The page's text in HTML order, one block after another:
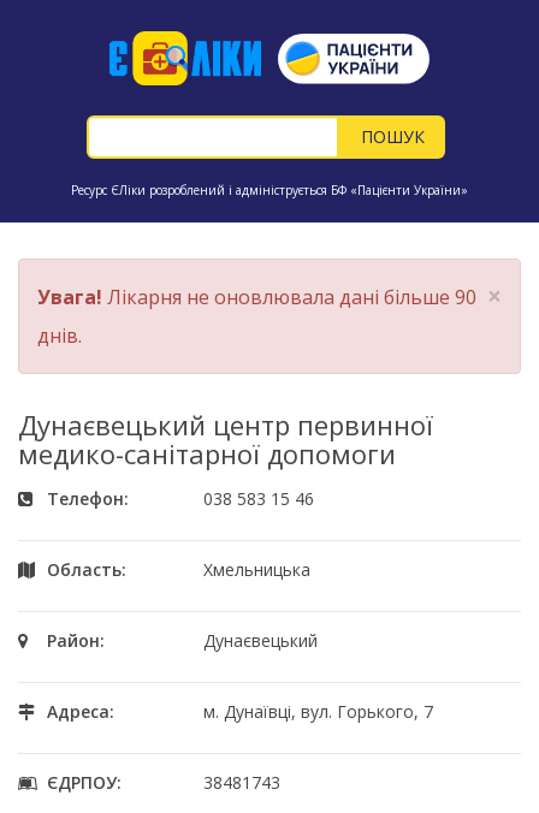
Ресурс ЄЛіки розроблений і адмініструється БФ «Пацієнти України»
×
Увага! Лікарня не оновлювала дані більше 90
днів.
Дунаєвецький центр первинної
медико-санітарної допомоги
Телефон: 038 583 15 46
Область: Хмельницька
Район: Дунаєвецький
Адреса: м. Дунаївці, вул. Горького, 7
ЄДРПОУ: 38481743